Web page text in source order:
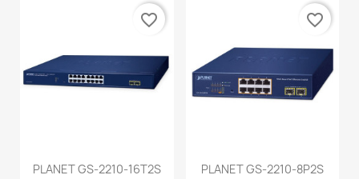
PLANET GS-2210-16T2S
favorite_border
PLANET GS-2210-8P2S
favorite_border